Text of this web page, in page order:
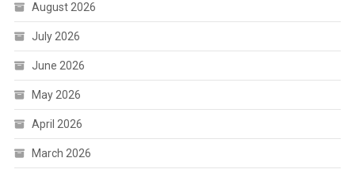
August 2026
July 2026
June 2026
May 2026
April 2026
March 2026